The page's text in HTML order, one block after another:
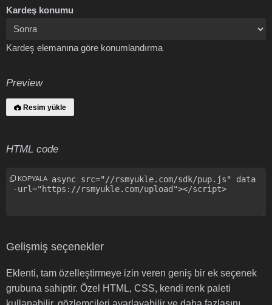
Kardeş konumu
Kardeş elemanına göre konumlandırma
Preview
Resim yükle
HTML code
KOPYALA
Gelişmiş seçenekler
Eklenti, tam özelleştirmeye izin veren geniş bir ek seçenek
grubuna sahiptir. Özel HTML, CSS, kendi renk paleti